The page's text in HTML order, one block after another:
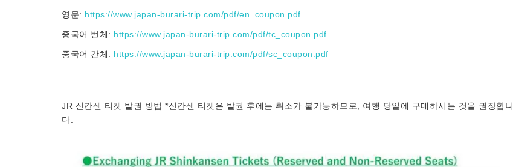
영문: https://www.japan-burari-trip.com/pdf/en_coupon.pdf
중국어 번체: https://www.japan-burari-trip.com/pdf/tc_coupon.pdf
중국어 간체: https://www.japan-burari-trip.com/pdf/sc_coupon.pdf
JR 신칸센 티켓 발권 방법 *신칸센 티켓은 발권 후에는 취소가 불가능하므로, 여행 당일에 구매하시는 것을 권장합니
다.